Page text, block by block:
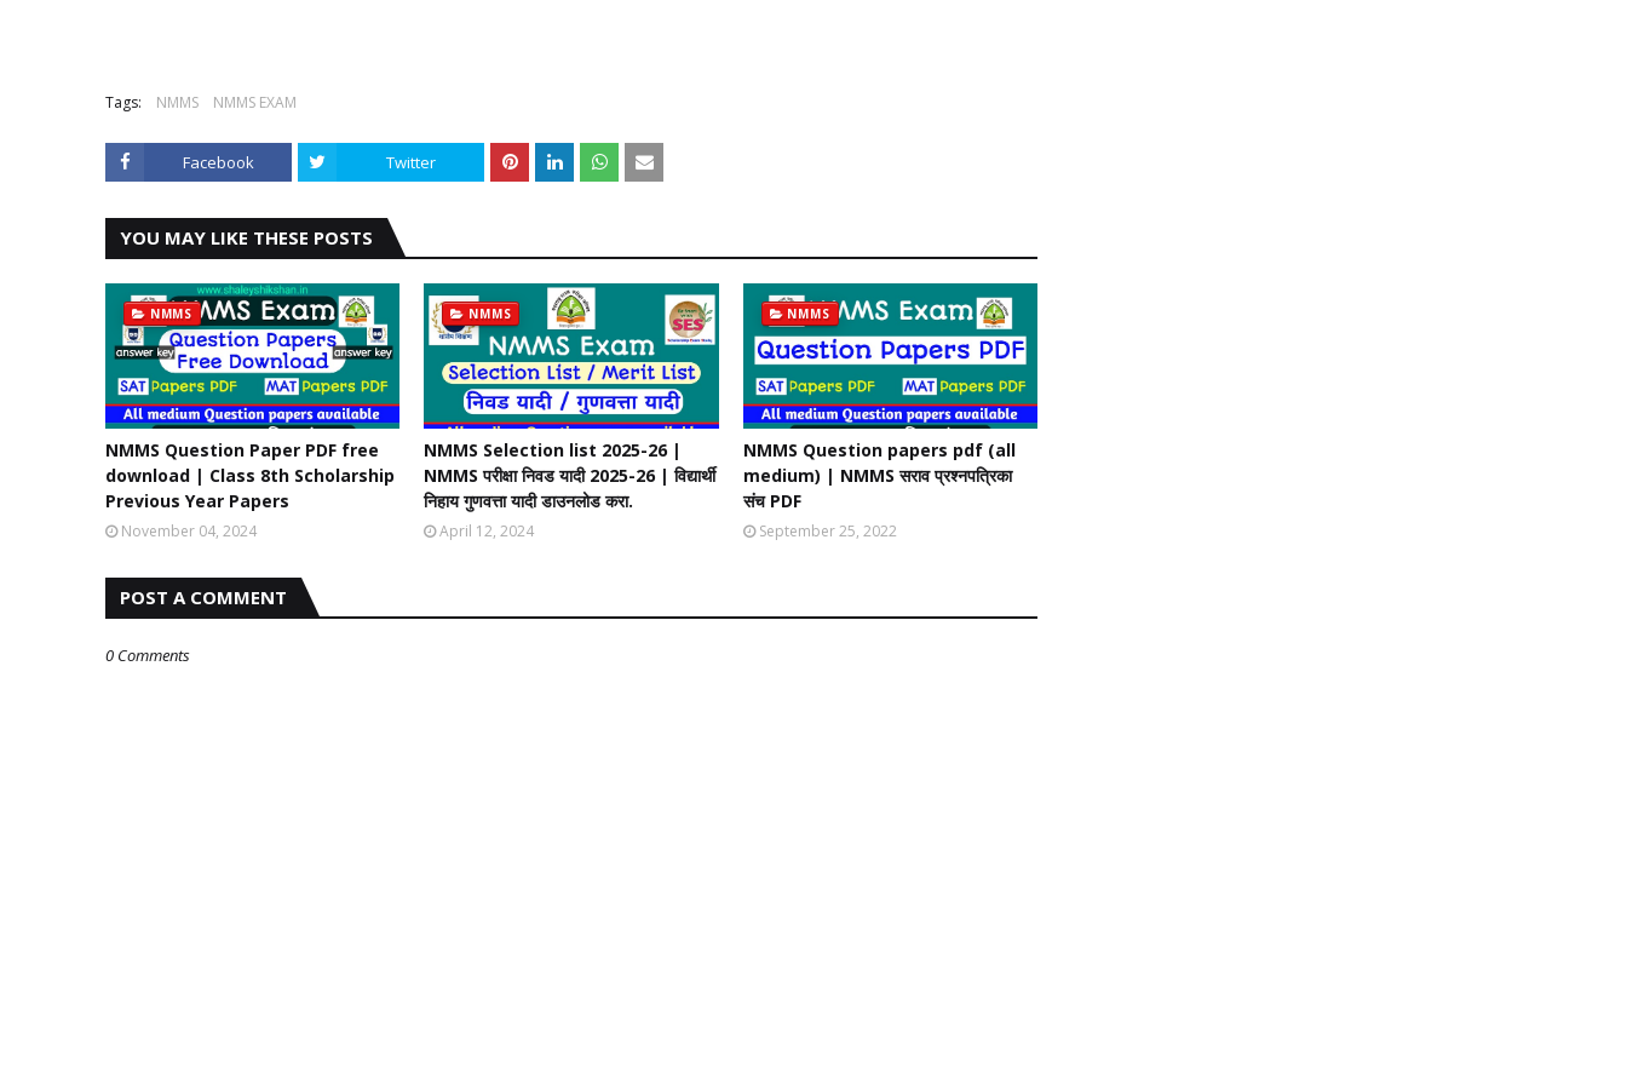
Tags: NMMS NMMS EXAM
Facebook Twitter
YOU MAY LIKE THESE POSTS
NMMS
NMMS Question Paper PDF free
download | Class 8th Scholarship
Previous Year Papers
November 04, 2024
NMMS
NMMS Selection list 2025-26 |
NMMS परीक्षा निवड यादी 2025-26 | विद्यार्थी
निहाय गुणवत्ता यादी डाउनलोड करा.
April 12, 2024
NMMS
NMMS Question papers pdf (all
medium) | NMMS सराव प्रश्नपत्रिका
संच PDF
September 25, 2022
POST A COMMENT
0 Comments